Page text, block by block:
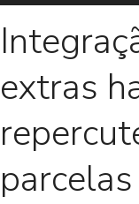
extras